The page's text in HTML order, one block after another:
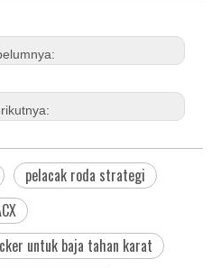
pelacak roda strategi
untuk baja tahan karat